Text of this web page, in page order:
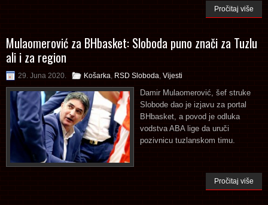
Pročitaj više
Mulaomerović za BHbasket: Sloboda puno znači za Tuzlu
ali i za region
29. Juna 2020. Košarka RSD Sloboda Vijesti
Damir Mulaomerović, šef struke
Slobode dao je izjavu za portal
BHbasket, a povod je odluka
vodstva ABA lige da uruči
pozivnicu tuzlanskom timu.
Pročitaj više